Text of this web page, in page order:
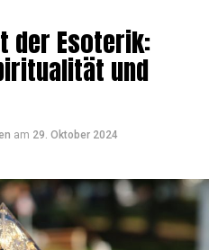
der Eso­te­rik:
und
am 29. Oktober 2024